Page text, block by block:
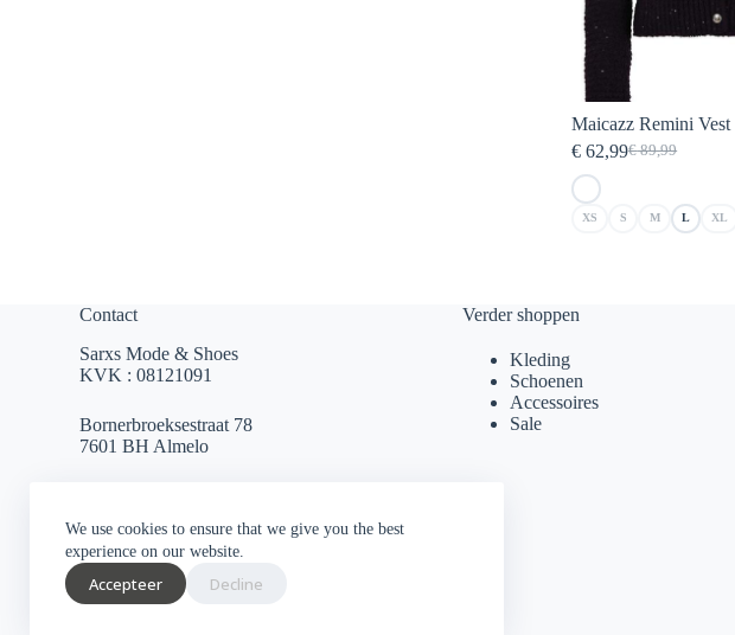
We use cookies to ensure that we give you the best
experience on our website.
Accepteer Decline
Maicazz Remini Vest
€89,99
Oorspronkelijke
€ 89,99.
€ 62,99Huidige
€ 62,99.
XS S M L XL
Contact
Sarxs Mode & Shoes
KVK : 08121091
Bornerbroeksestraat 78
7601 BH Almelo
0546 812 230
Socials
Verder shoppen
Kleding
Schoenen
Accessoires
Sale